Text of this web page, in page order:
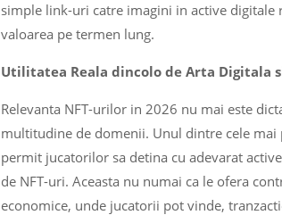
simple link-uri catre imagini in active digitale
valoarea pe termen lung.
Utilitatea Reala dincolo de Arta Digitala
Relevanta NFT-urilor in 2026 nu mai este
multitudine de domenii. Unul dintre cele
permit jucatorilor sa detina cu adevarat
de NFT-uri. Aceasta nu numai ca le ofera
economice, unde jucatorii pot vinde,